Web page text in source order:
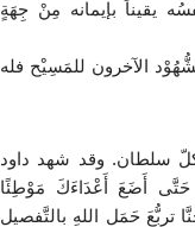
يقيناً بإيمانه مِنْ جِهَةٍ
الآخرون للمَسِيْح فله
كلّ سلطان. وقد شهد داود
أَضَعَ أَعْدَاءَكَ مَوْطِئًا
يُوْحَنَّا تربُّعَ حَمَل اللهِ بالتَّفصيل